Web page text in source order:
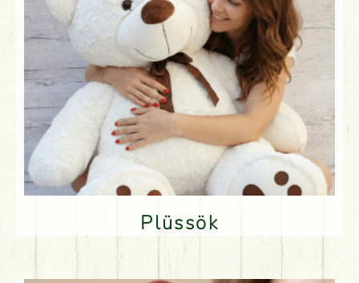
Plüssök